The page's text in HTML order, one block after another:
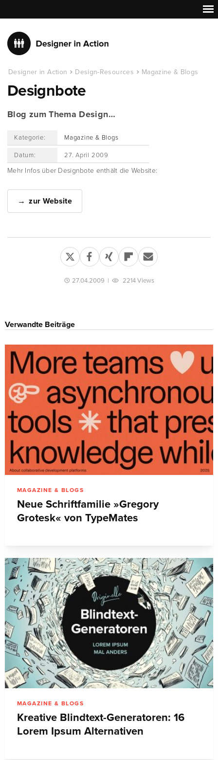
Designer in Action Design-Resources Magazine & Blogs
Designbote
Blog zum Thema Design…
Kategorie: Magazine & Blogs
Datum: 27. April 2009
Mehr Infos über Designbote enthält die Website:
zur Website
27.04.2009 | 2214 Views
Verwandte Beiträge
MAGAZINE & BLOGS
Neue Schriftfamilie »Gregory
Grotesk« von TypeMates
MAGAZINE & BLOGS
Kreative Blindtext-Generatoren: 16
Lorem Ipsum Alternativen